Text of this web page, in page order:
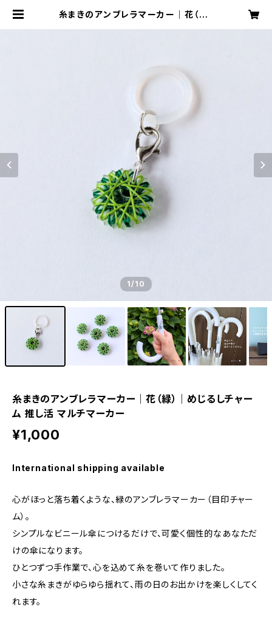
糸まきのアンブレラマーカー｜花（緑）
1/10
糸まきのアンブレラマーカー｜花（緑）｜めじるしチャー
ム 推し活 マルチマーカー
¥1,000
International shipping available
心がほっと落ち着くような、緑のアンブレラマーカー（目印チャー
ム）。
シンプルなビニール傘につけるだけで、可愛く個性的なあなただ
けの傘になります。
ひとつずつ手作業で、心を込めて糸を巻いて作りました。
小さな糸まきがゆらゆら揺れて、雨の日のお出かけを楽しくしてく
れます。